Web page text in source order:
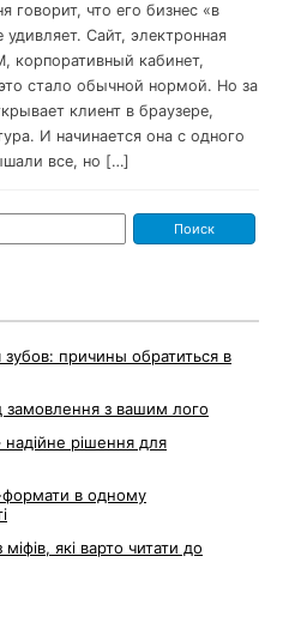
говорит, что его бизнес «в
Сайт, электронная
корпоративный кабинет,
стало обычной нормой. Но за
клиент в браузере,
И начинается она с одного
все, но […]
причины обратиться в
замовлення з вашим лого
надійне рішення для
формати в одному
які варто читати до